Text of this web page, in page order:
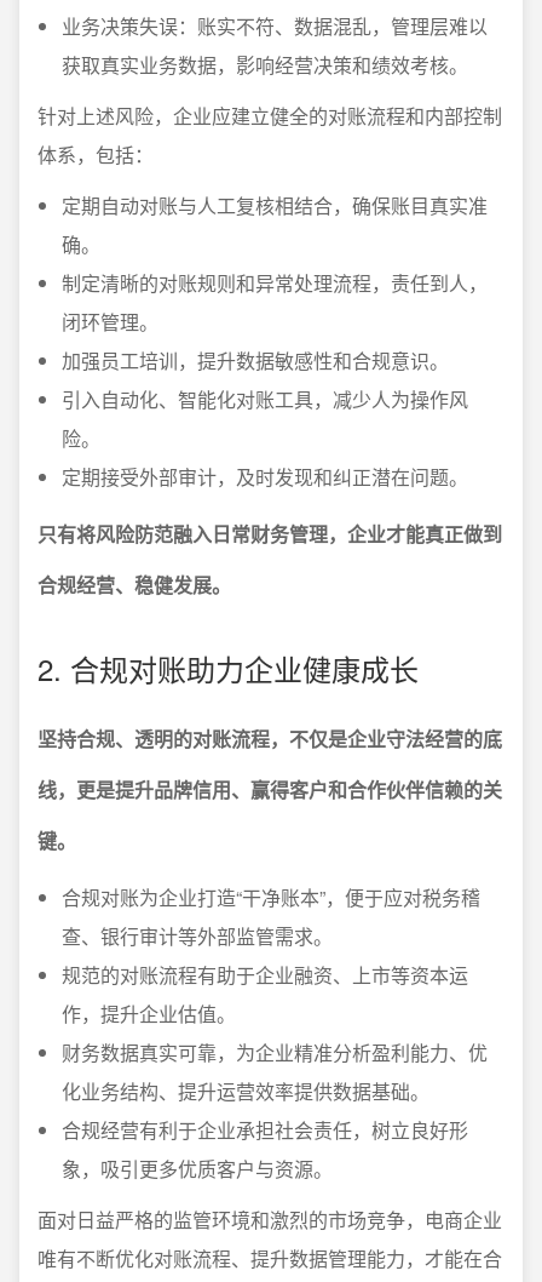
业务决策失误：账实不符、数据混乱，管理层难以
获取真实业务数据，影响经营决策和绩效考核。
针对上述风险，企业应建立健全的对账流程和内部控制
体系，包括：
定期自动对账与人工复核相结合，确保账目真实准
确。
制定清晰的对账规则和异常处理流程，责任到人，
闭环管理。
加强员工培训，提升数据敏感性和合规意识。
引入自动化、智能化对账工具，减少人为操作风
险。
定期接受外部审计，及时发现和纠正潜在问题。
只有将风险防范融入日常财务管理，企业才能真正做到
合规经营、稳健发展。
2. 合规对账助力企业健康成长
坚持合规、透明的对账流程，不仅是企业守法经营的底
线，更是提升品牌信用、赢得客户和合作伙伴信赖的关
键。
合规对账为企业打造“干净账本”，便于应对税务稽
查、银行审计等外部监管需求。
规范的对账流程有助于企业融资、上市等资本运
作，提升企业估值。
财务数据真实可靠，为企业精准分析盈利能力、优
化业务结构、提升运营效率提供数据基础。
合规经营有利于企业承担社会责任，树立良好形
象，吸引更多优质客户与资源。
面对日益严格的监管环境和激烈的市场竞争，电商企业
唯有不断优化对账流程、提升数据管理能力，才能在合